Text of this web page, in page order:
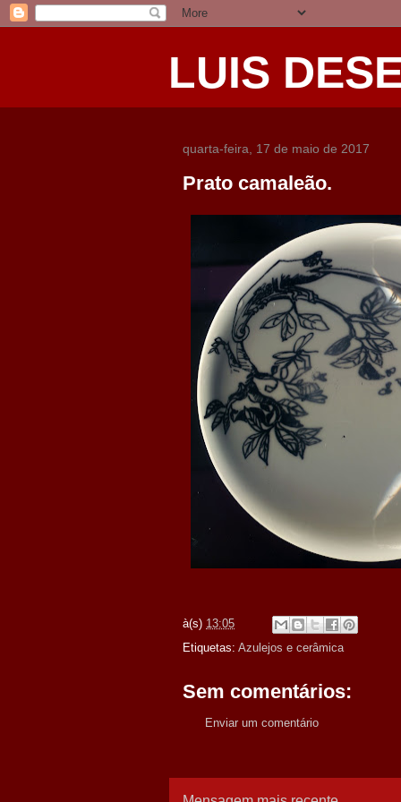
LUIS
quarta-feira, 17 de maio de 2017
Prato camaleão.
à(s) 13:05
Etiquetas: Azulejos e cerâmica
Sem comentários:
Enviar um comentário